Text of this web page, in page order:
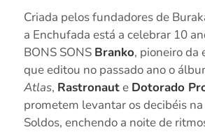
Criada pelos fundadores de
a Enchufada está a celebrar 10
BONS SONS Branko, pioneiro da
que editou no passado ano o
Atlas, Rastronaute Dotorado
prometem levantar os decibéis
Soldos, enchendo a noite de